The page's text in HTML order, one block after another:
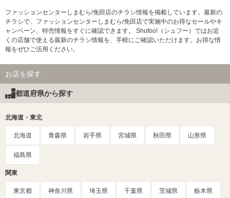
ファッションセンターしまむら/免田店のチラシ情報を掲載しています。最新の
チラシで、ファッションセンターしまむら/免田店で実施中のお得なセールやキ
ャンペーン、特売情報をすぐに確認できます。 Shufoo!（シュフー）ではお近
くの店舗で使える最新のチラシ情報を、手軽にご確認いただけます。お得な情
報をぜひご活用ください。
お店を探す
都道府県から探す
北海道・東北
北海道 青森県 岩手県 宮城県 秋田県 山形県
福島県
関東
東京都 神奈川県 埼玉県 千葉県 茨城県 栃木県